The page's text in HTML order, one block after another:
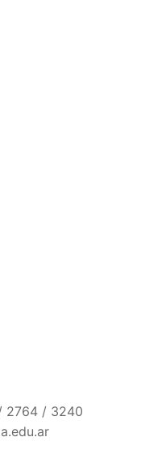
2764 / 3240